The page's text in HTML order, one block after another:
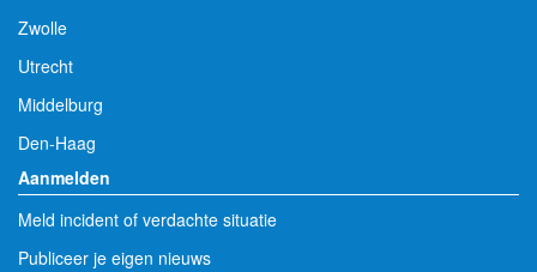
Zwolle
Utrecht
Middelburg
Den-Haag
Aanmelden
Meld incident of verdachte situatie
Publiceer je eigen nieuws